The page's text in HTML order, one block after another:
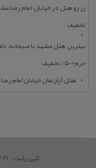
تخفیف
بهترین هتل مشهد با صبحانه،
حرم+50% تخفیف
هتل آپارتمان خیابان امام رضا 1، 2، 3، 5،8 ،16 | تا 90 % تخفیف
کپی رایت © 2021. کلیه حقوق محفوظ است